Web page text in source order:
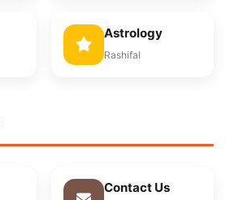
Astrology
Rashifal
Contact Us